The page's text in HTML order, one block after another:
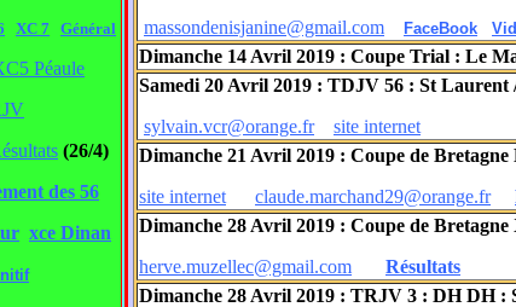
XC 7 Général
Péaule
(26/4)
des 56
xce Dinan
massondenisjanine@gmail.com
FaceBook
Dimanche 14 Avril 2019 : Coupe Trial : Le
Samedi 20 Avril 2019 : TDJV 56 : St
sylvain.vcr@orange.fr
site internet
Dimanche 21 Avril 2019 : Coupe de
site internet
claude.marchand29@orange.fr
Dimanche 28 Avril 2019 : Coupe de
herve.muzellec@gmail.com
Résultats
Dimanche 28 Avril 2019 : TRJV 3 : DH DH :